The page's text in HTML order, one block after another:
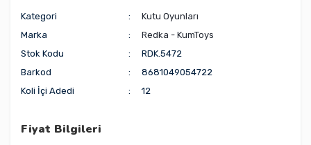
Kategori
Kutu Oyunları
Marka
Redka - KumToys
Stok Kodu
RDK.5472
Barkod
8681049054722
Koli İçi Adedi
12
Fiyat Bilgileri